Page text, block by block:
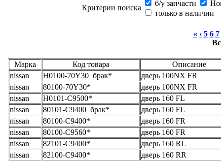
Критерии поиска
б/у запчасти
только в наличии
« ‹ 5 6 7
Марка Код товара
Описание
nissan
H0100-70Y30_брак*
дверь 100NX FR
nissan
80100-70Y30*
дверь 100NX FR
nissan
H0101-C9500*
дверь 160 FL
nissan
80101-C9400_брак*
дверь 160 FL
nissan
80100-C9400*
дверь 160 FR
nissan
80100-C9560*
дверь 160 FR
nissan
82101-C9400*
дверь 160 RL
nissan
82100-C9400*
дверь 160 RR